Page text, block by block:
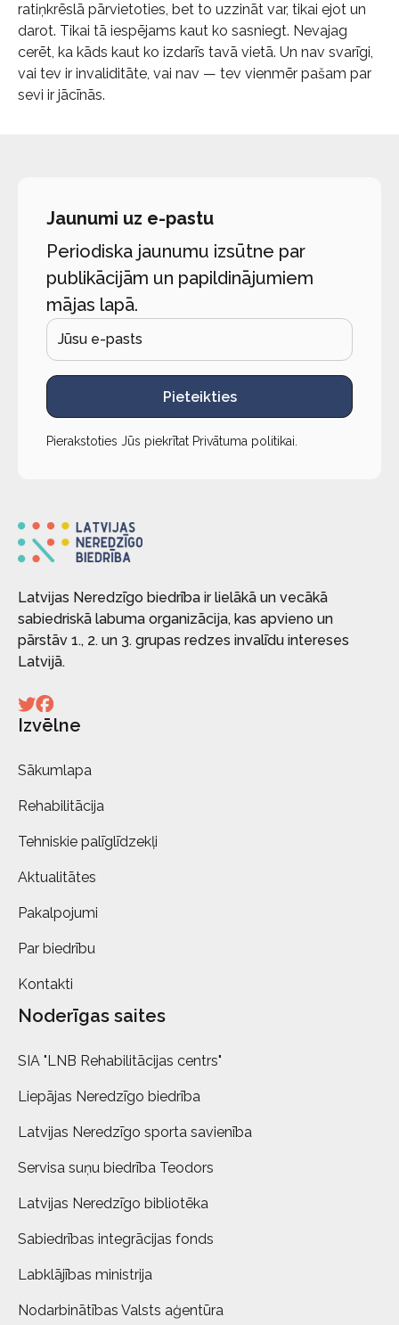
ratiņkrēslā pārvietoties, bet to uzzināt var, tikai ejot un
darot. Tikai tā iespējams kaut ko sasniegt. Nevajag
cerēt, ka kāds kaut ko izdarīs tavā vietā. Un nav svarīgi,
vai tev ir invaliditāte, vai nav — tev vienmēr pašam par
sevi ir jācīnās.
Jaunumi uz e-pastu
Periodiska jaunumu izsūtne par
publikācijām un papildinājumiem
mājas lapā.
Pieteikties
Pierakstoties Jūs piekrītat Privātuma politikai
Latvijas Neredzīgo biedrība ir lielākā un vecākā
sabiedriskā labuma organizācija, kas apvieno un
pārstāv 1., 2. un 3. grupas redzes invalīdu intereses
Latvijā.
Izvēlne
Sākumlapa
Rehabilitācija
Tehniskie palīglīdzekļi
Aktualitātes
Pakalpojumi
Par biedrību
Kontakti
Noderīgas saites
SIA "LNB Rehabilitācijas centrs"
Liepājas Neredzīgo biedrība
Latvijas Neredzīgo sporta savienība
Servisa suņu biedrība Teodors
Latvijas Neredzīgo bibliotēka
Sabiedrības integrācijas fonds
Labklājības ministrija
Nodarbinātības Valsts aģentūra